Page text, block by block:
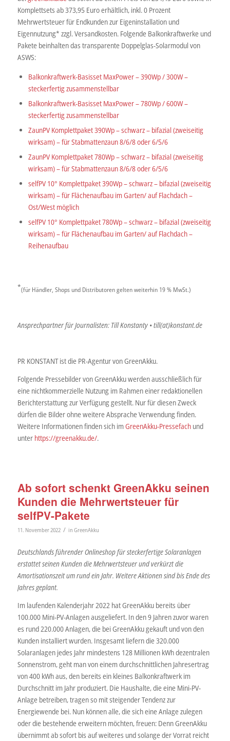
Komplettsets ab 373,95 Euro erhältlich, inkl. 0 Prozent
Mehrwertsteuer für Endkunden zur Eigeninstallation und
Eigennutzung* zzgl. Versandkosten. Folgende Balkonkraftwerke und
Pakete beinhalten das transparente Doppelglas-Solarmodul von
ASWS:
Balkonkraftwerk-Basisset MaxPower – 390Wp / 300W –
steckerfertig zusammenstellbar
Balkonkraftwerk-Basisset MaxPower – 780Wp / 600W –
steckerfertig zusammenstellbar
ZaunPV Komplettpaket 390Wp – schwarz – bifazial (zweiseitig
wirksam) – für Stabmattenzaun 8/6/8 oder 6/5/6
ZaunPV Komplettpaket 780Wp – schwarz – bifazial (zweiseitig
wirksam) – für Stabmattenzaun 8/6/8 oder 6/5/6
selfPV 10° Komplettpaket 390Wp – schwarz – bifazial (zweiseitig
wirksam) – für Flächenaufbau im Garten/ auf Flachdach –
Ost/West möglich
selfPV 10° Komplettpaket 780Wp – schwarz – bifazial (zweiseitig
wirksam) – für Flächenaufbau im Garten/ auf Flachdach –
Reihenaufbau
*(für Händler, Shops und Distributoren gelten weiterhin 19 % MwSt.)
Ansprechpartner für Journalisten: Till Konstanty • till(at)konstant.de
PR KONSTANT ist die PR-Agentur von GreenAkku.
Folgende Pressebilder von GreenAkku werden ausschließlich für
eine nichtkommerzielle Nutzung im Rahmen einer redaktionellen
Berichterstattung zur Verfügung gestellt. Nur für diesen Zweck
dürfen die Bilder ohne weitere Absprache Verwendung finden.
Weitere Informationen finden sich imGreenAkku-Pressefachund
unter https://greenakku.de/.
Ab sofort schenkt GreenAkku seinen
Kunden die Mehrwertsteuer für
selfPV-Pakete
11. November 2022 / in GreenAkku
Deutschlands führender Onlineshop für steckerfertige Solaranlagen
erstattet seinen Kunden die Mehrwertsteuer und verkürzt die
Amortisationszeit um rund ein Jahr. Weitere Aktionen sind bis Ende des
Jahres geplant.
Im laufenden Kalenderjahr 2022 hat GreenAkku bereits über
100.000 Mini-PV-Anlagen ausgeliefert. In den 9 Jahren zuvor waren
es rund 220.000 Anlagen, die bei GreenAkku gekauft und von den
Kunden installiert wurden. Insgesamt liefern die 320.000
Solaranlagen jedes Jahr mindestens 128 Millionen kWh dezentralen
Sonnenstrom, geht man von einem durchschnittlichen Jahresertrag
von 400 kWh aus, den bereits ein kleines Balkonkraftwerk im
Durchschnitt im Jahr produziert. Die Haushalte, die eine Mini-PV-
Anlage betreiben, tragen so mit steigender Tendenz zur
Energiewende bei. Nun können alle, die sich eine Anlage zulegen
oder die bestehende erweitern möchten, freuen: Denn GreenAkku
übernimmt ab sofort bis auf weiteres und solange der Vorrat reicht